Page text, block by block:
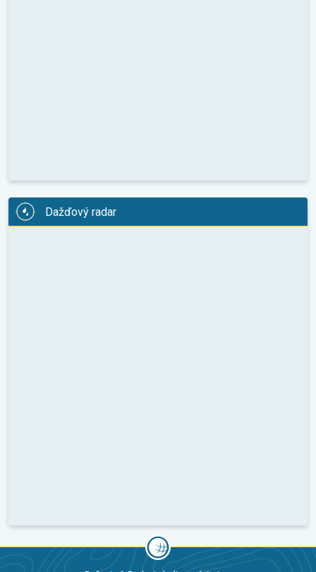
Dažďový radar